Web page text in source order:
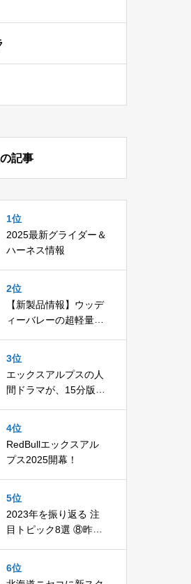
記事
1位
2025最新グライダー＆
ハーネス情報
2位
【新製品情報】ウッデ
ィーバレーの超軽量ポ
3位
エックスアルプスの人
間ドラマが、15分版・
4位
RedBullエックスアル
プス2025開幕！
5位
2023年を振り返る 注
目トピック8選 ⑧昨年
6位